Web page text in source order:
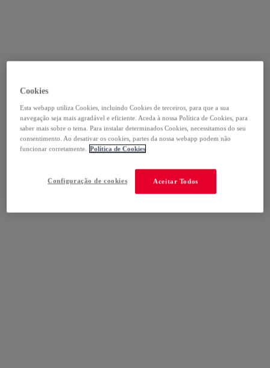
Cookies
Esta webapp utiliza Cookies, incluindo Cookies de terceiros, para que a sua
navegação seja mais agradável e eficiente. Aceda à nossa Política de Cookies, para
saber mais sobre o tema. Para instalar determinados Cookies, necessitamos do seu
consentimento. Ao desativar os cookies, partes da nossa webapp podem não
funcionar corretamente. Política de Cookies
Aceitar Todos
Configuração de cookies